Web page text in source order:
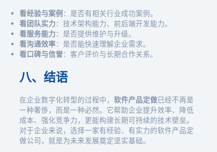
看经验与案例 ：是否有相关行业成功案例。
看团队实力：技术架构能力、前后端开发能力。
看服务能力：是否提供维护与升级。
看沟通效率：是否能快速理解企业需求。
看口碑与信誉：客户评价与长期合作关系。
八、结语
在企业数字化转型的过程中， 软件产品定做已经不再是
一种奢侈，而是一种必然。它帮助企业提升效率、降低
成本、强化竞争力，更能构建长期可持续的技术壁垒。
对于企业来说，选择一家有经验、有实力的软件产品定
做公司，就是为未来发展奠定坚实基础。